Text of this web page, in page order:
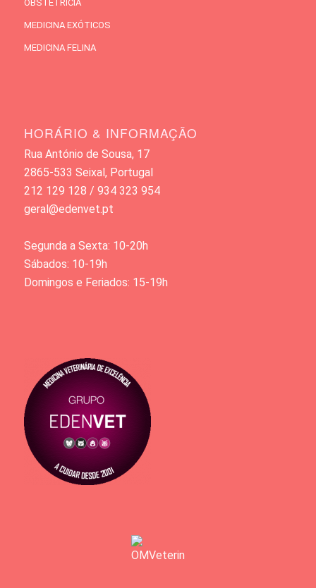
OBSTETRICIA
MEDICINA EXÓTICOS
MEDICINA FELINA
HORÁRIO & INFORMAÇÃO
Rua António de Sousa, 17
2865-533 Seixal, Portugal
212 129 128 / 934 323 954
geral@edenvet.pt
Segunda a Sexta: 10-20h
Sábados: 10-19h
Domingos e Feriados: 15-19h